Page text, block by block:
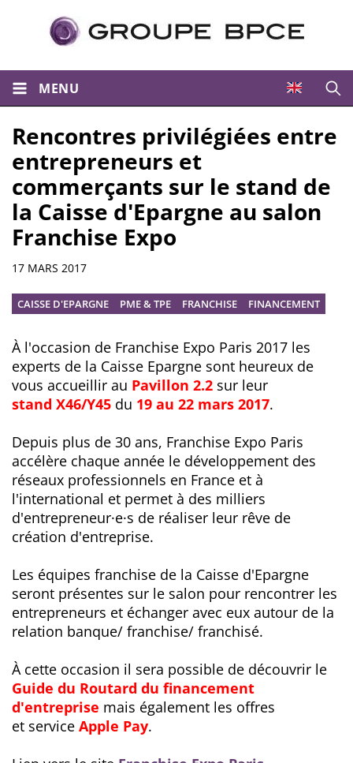
MENU
Rencontres privilégiées entre
entrepreneurs et
commerçants sur le stand de
la Caisse d'Epargne au salon
Franchise Expo
Résumé
17 MARS 2017
CAISSE D'EPARGNE PME & TPE FRANCHISE FINANCEMENT
À l'occasion de Franchise Expo Paris 2017 les
experts de la Caisse Epargne sont heureux de
vous accueillir au Pavillon 2.2 sur leur
stand X46/Y45 du 19 au 22 mars 2017.
Depuis plus de 30 ans, Franchise Expo Paris
accélère chaque année le développement des
réseaux professionnels en France et à
l'international et permet à des milliers
d'entrepreneur·e·s de réaliser leur rêve de
création d'entreprise.
Les équipes franchise de la Caisse d'Epargne
seront présentes sur le salon pour rencontrer les
entrepreneurs et échanger avec eux autour de la
relation banque/ franchise/ franchisé.
À cette occasion il sera possible de découvrir le
Guide du Routard du financement
d'entreprise mais également les offres
et service Apple Pay.